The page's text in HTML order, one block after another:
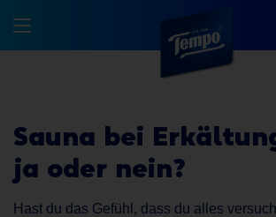
Sauna bei
ja oder nein?
Hast du das Gefühl, dass du alles